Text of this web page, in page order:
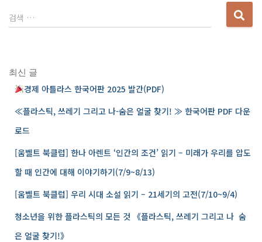
다
음
검색 …
최신 글
경제 아틀라스 한국어판 2025 발간(PDF)
≪플라스틱, 쓰레기 그리고 나-숨은 얼굴 찾기! ≫ 한국어판 PDF 다운
로드
[움벨트 북클럽] 한나 아렌트 ‘인간의 조건’ 읽기 – 미래가 우리를 압도
할 때 인간에 대해 이야기하기(7/9~8/13)
[움벨트 북클럽] 우리 시대 소설 읽기 – 21세기의 고전(7/10~9/4)
청소년을 위한 플라스틱의 모든 것 《플라스틱, 쓰레기 그리고 나 ­ 숨
은 얼굴 찾기!》